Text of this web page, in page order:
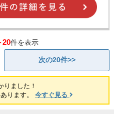
20件を表示
次の20件>>
りました！
ります。 今すぐ見る